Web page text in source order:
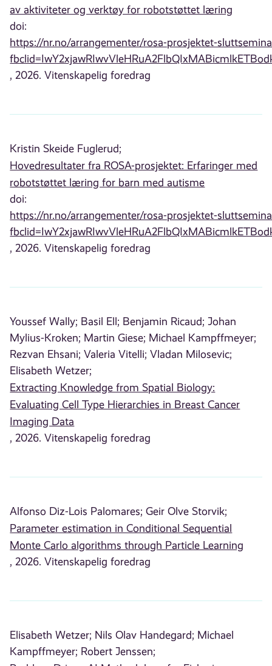
av aktiviteter og verktøy for robotstøttet læring
doi:
https://nr.no/arrangementer/rosa-prosjektet-
, 2026. Vitenskapelig foredrag
Kristin Skeide Fuglerud;
Hovedresultater fra ROSA-prosjektet: Erfaringer med
robotstøttet læring for barn med autisme
doi:
https://nr.no/arrangementer/rosa-prosjektet-
, 2026. Vitenskapelig foredrag
Youssef Wally; Basil Ell; Benjamin Ricaud; Johan
Mylius-Kroken; Martin Giese; Michael Kampffmeyer;
Rezvan Ehsani; Valeria Vitelli; Vladan Milosevic;
Elisabeth Wetzer;
Extracting Knowledge from Spatial Biology:
Evaluating Cell Type Hierarchies in Breast Cancer
Imaging Data
, 2026. Vitenskapelig foredrag
Alfonso Diz-Lois Palomares; Geir Olve Storvik;
Parameter estimation in Conditional Sequential
Monte Carlo algorithms through Particle Learning
, 2026. Vitenskapelig foredrag
Elisabeth Wetzer; Nils Olav Handegard; Michael
Kampffmeyer; Robert Jenssen;